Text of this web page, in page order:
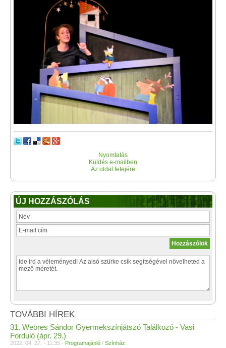
Nyomtatás
Küldés e-mailben
Az oldal tetejére
ÚJ HOZZÁSZÓLÁS
TOVÁBBI HÍREK
31. Weöres Sándor Gyermekszínjátszó Találkozó - Vasi
Forduló (ápr. 29.)
2022. 04. 27. - 11:35 - Programajánló / Színház